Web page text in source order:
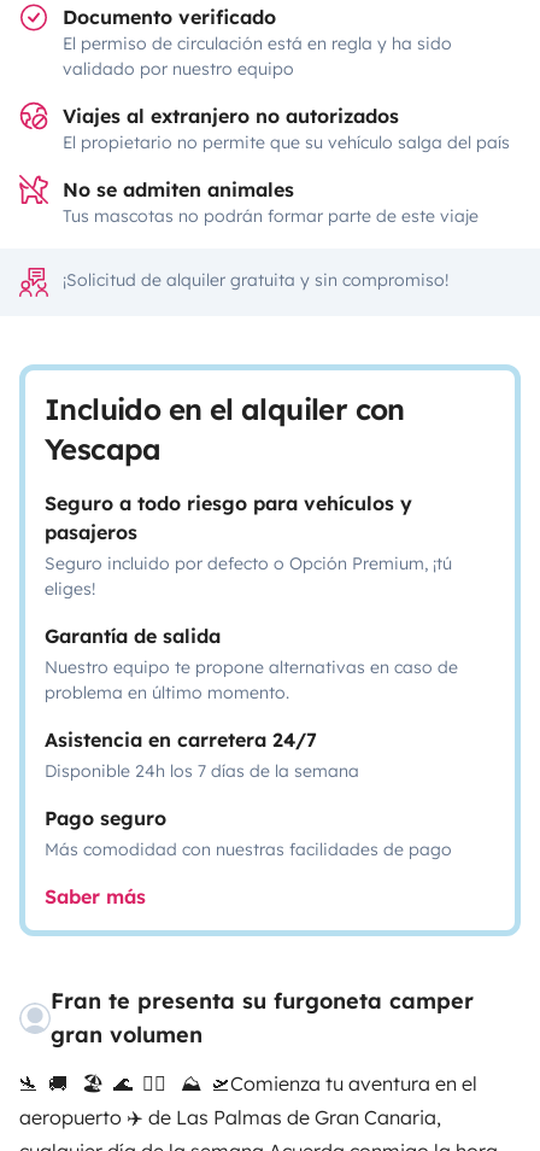
Documento verificado
El permiso de circulación está en regla y ha sido
validado por nuestro equipo
Viajes al extranjero no autorizados
El propietario no permite que su vehículo salga del país
No se admiten animales
Tus mascotas no podrán formar parte de este viaje
¡Solicitud de alquiler gratuita y sin compromiso!
Incluido en el alquiler con
Yescapa
Seguro a todo riesgo para vehículos y
pasajeros
Seguro incluido por defecto o Opción Premium, ¡tú
eliges!
Garantía de salida
Nuestro equipo te propone alternativas en caso de
problema en último momento.
Asistencia en carretera 24/7
Disponible 24h los 7 días de la semana
Pago seguro
Más comodidad con nuestras facilidades de pago
Saber más
Fran te presenta su furgoneta camper
gran volumen
🛬 🚚 🏖 🌊 🏄‍♂️ ⛰️ 🛫Comienza tu aventura en el
aeropuerto ✈️ de Las Palmas de Gran Canaria,